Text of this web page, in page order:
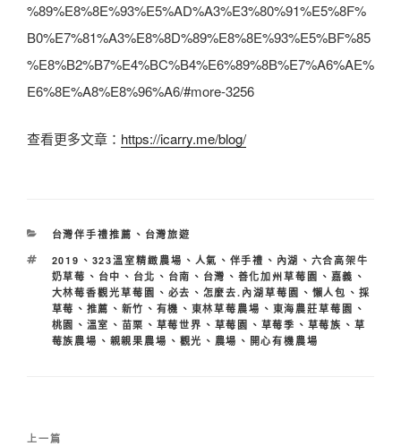
%89%E8%8E%93%E5%AD%A3%E3%80%91%E5%8F%
B0%E7%81%A3%E8%8D%89%E8%8E%93%E5%BF%85
%E8%B2%B7%E4%BC%B4%E6%89%8B%E7%A6%AE%
E6%8E%A8%E8%96%A6/#more-3256
查看更多文章： https://icarry.me/blog/
分
台灣伴手禮推薦 、 台灣旅遊
標
籤
2019 、 323溫室精緻農場 、 人氣 、 伴手禮 、 內湖 、 六合高架牛
奶草莓 、 台中 、 台北 、 台南 、 台灣 、 善化加州草莓園 、 嘉義 、
大林莓香觀光草莓園 、 必去 、 怎麼去.內湖草莓園 、 懶人包 、 採
草莓 、 推薦 、 新竹 、 有機 、 東林草莓農場 、 東海農莊草莓園 、
桃園 、 溫室 、 苗栗 、 草莓世界 、 草莓園 、 草莓季 、 草莓族 、 草
莓族農場 、 親親果農場 、 觀光 、 農場 、 開心有機農場
文
上
上一篇